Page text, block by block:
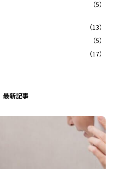
（5）
（13）
（5）
（17）
最新記事